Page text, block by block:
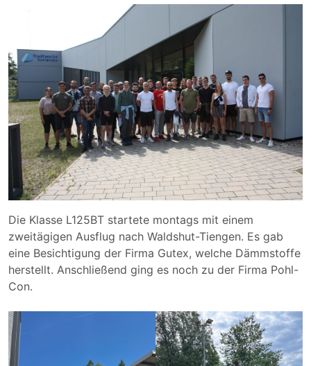
Die Klasse L125BT startete montags mit einem
zweitägigen Ausflug nach Waldshut-Tiengen. Es gab
eine Besichtigung der Firma Gutex, welche Dämmstoffe
herstellt. Anschließend ging es noch zu der Firma Pohl-
Con.